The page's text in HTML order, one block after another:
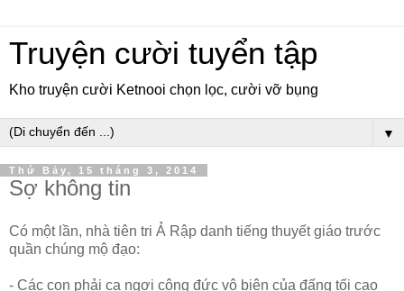
Truyện cười tuyển tập
Kho truyện cười Ketnooi chọn lọc, cười vỡ bụng
▼
Thứ Bảy, 15 tháng 3, 2014
Sợ không tin
Có một lần, nhà tiên tri Ả Rập danh tiếng thuyết giáo trước
quần chúng mộ đạo:
- Các con phải ca ngợi công đức vô biên của đấng tối cao